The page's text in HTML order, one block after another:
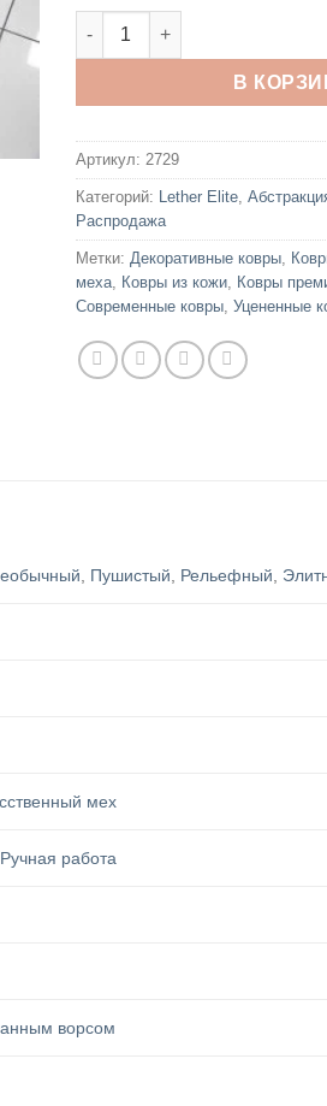
Количество товара Lether
В
Артикул: 2729
Категорий: Lether Elite
Распродажа
Метки: Декоративные ковры
меха Ковры из кожи Ковры
Современные ковры Уцененные
Пушистый Рельефный
мех
Ручная работа
ворсом